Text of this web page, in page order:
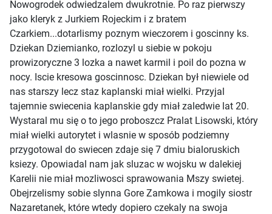
Nowogrodek odwiedzalem dwukrotnie. Po raz pierwszy
jako kleryk z Jurkiem Rojeckim i z bratem
Czarkiem...dotarlismy poznym wieczorem i goscinny ks.
Dziekan Dziemianko, rozlozyl u siebie w pokoju
prowizoryczne 3 lozka a nawet karmil i poil do pozna w
nocy. Iscie kresowa goscinnosc. Dziekan był niewiele od
nas starszy lecz staz kaplanski miał wielki. Przyjal
tajemnie swiecenia kaplanskie gdy miał zaledwie lat 20.
Wystaral mu się o to jego proboszcz Pralat Lisowski, który
miał wielki autorytet i wlasnie w sposób podziemny
przygotowal do swiecen zdaje się 7 dmiu bialoruskich
ksiezy. Opowiadal nam jak sluzac w wojsku w dalekiej
Karelii nie miał mozliwosci sprawowania Mszy swietej.
Obejrzelismy sobie slynna Gore Zamkowa i mogily siostr
Nazaretanek, które wtedy dopiero czekaly na swoja